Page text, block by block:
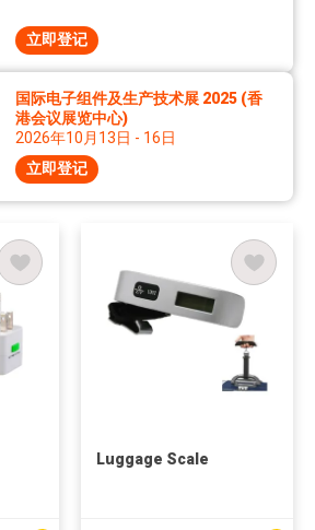
立即登记
国际电子组件及生产技术展 2025 (香
港会议展览中心)
2026年10月13日 - 16日
立即登记
Luggage Scale